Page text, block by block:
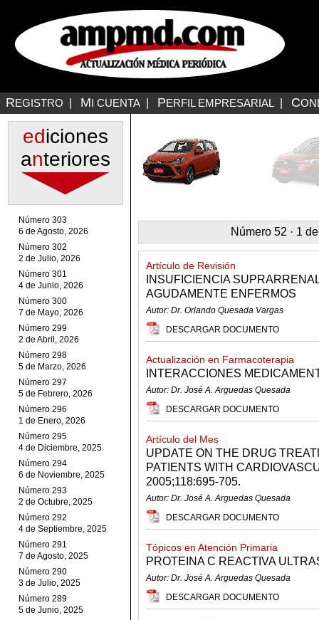
REGISTRO MI CUENTA PERFIL EMPRESARIAL C
ediciones
anteriores
Número 303
6 de Agosto, 2026
Número 302
2 de Julio, 2026
Número 301
4 de Junio, 2026
Número 300
7 de Mayo, 2026
Número 299
2 de Abril, 2026
Número 298
5 de Marzo, 2026
Número 297
5 de Febrero, 2026
Número 296
1 de Enero, 2026
Número 295
4 de Diciembre, 2025
Número 294
6 de Noviembre, 2025
Número 293
2 de Octubre, 2025
Número 292
4 de Septiembre, 2025
Número 291
7 de Agosto, 2025
Número 290
3 de Julio, 2025
Número 289
5 de Junio, 2025
Número 52 · 1
Artículo de Revisión
INSUFICIENCIA
AGUDAMENTE ENFERMOS
Autor: Dr. Orlando Quesada Vargas
DESCARGAR DOCUMENTO
Actualización en Farmacoterapia
INTERACCIONES
Autor: Dr. José A. Arguedas Quesada
DESCARGAR DOCUMENTO
Artículo del Mes
UPDATE ON THE DRUG
PATIENTS WITH
2005;118:695-705.
Autor: Dr. José A. Arguedas Quesada
DESCARGAR DOCUMENTO
Tópicos en Atención Primaria
PROTEINA C REACTIVA
Autor: Dr. José A. Arguedas Quesada
DESCARGAR DOCUMENTO